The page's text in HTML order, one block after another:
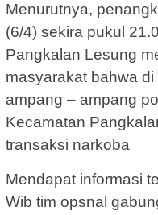
Menurutnya,
(6/4) sekira pukul
Pangkalan Lesung
masyarakat bahwa
ampang – ampang
Kecamatan
transaksi narkoba
Mendapat informasi
Wib tim opsnal